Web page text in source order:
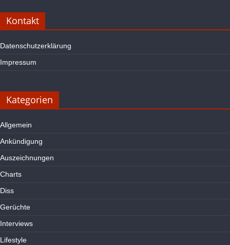
Kontakt
Datenschutzerklärung
Impressum
Kategorien
Allgemein
Ankündigung
Auszeichnungen
Charts
Diss
Gerüchte
Interviews
Lifestyle